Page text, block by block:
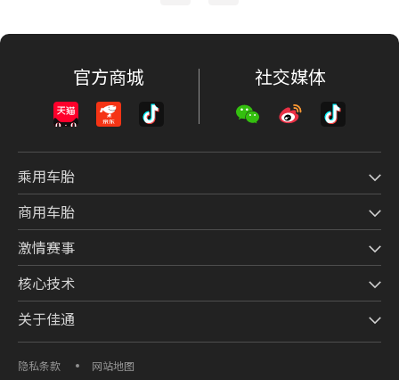
官方商城 社交媒体
乘用车胎
商用车胎
激情赛事
核心技术
关于佳通
隐私条款 网站地图